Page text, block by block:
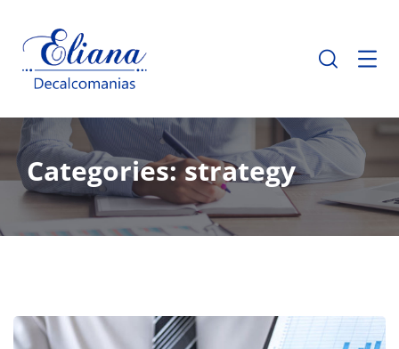
Categories:strategy